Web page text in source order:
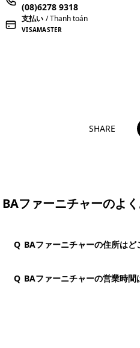
(08)6278 9318
支払い / Thanh toán
VISAMASTER
SHARE
BAファーニチャーのよ
Q BAファーニチャーの住所はど
Q BAファーニチャーの営業時間